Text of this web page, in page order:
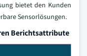
bietet den Kunden
Sensorlösungen.
Berichtsattribute